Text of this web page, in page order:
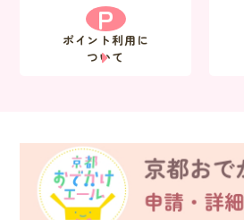
P
ポイント利用に
ついて